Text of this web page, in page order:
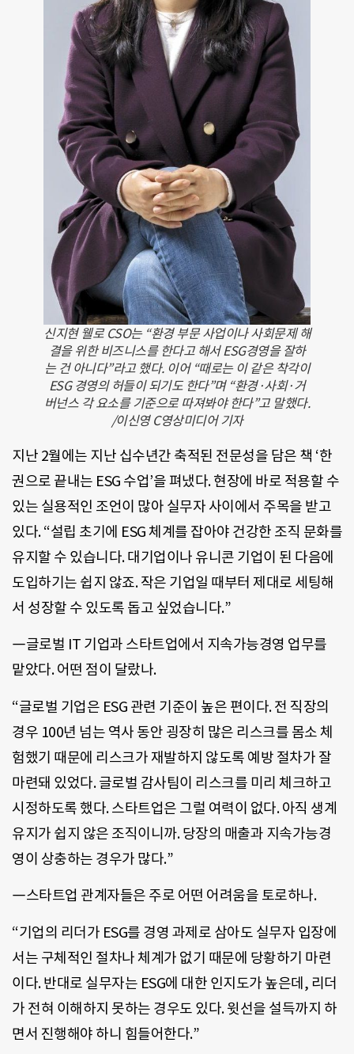
신지현 웰로 CSO는 “환경 부문 사업이나 사회문제 해
결을 위한 비즈니스를 한다고 해서 ESG경영을 잘하
는 건 아니다”라고 했다. 이어 “때로는 이 같은 착각이
ESG 경영의 허들이 되기도 한다”며 “환경·사회·거
버넌스 각 요소를 기준으로 따져봐야 한다”고 말했다.
/이신영 C영상미디어 기자
지난 2월에는 지난 십수년간 축적된 전문성을 담은 책 ‘한
권으로 끝내는 ESG 수업’을 펴냈다. 현장에 바로 적용할 수
있는 실용적인 조언이 많아 실무자 사이에서 주목을 받고
있다. “설립 초기에 ESG 체계를 잡아야 건강한 조직 문화를
유지할 수 있습니다. 대기업이나 유니콘 기업이 된 다음에
도입하기는 쉽지 않죠. 작은 기업일 때부터 제대로 세팅해
서 성장할 수 있도록 돕고 싶었습니다.”
―글로벌 IT 기업과 스타트업에서 지속가능경영 업무를
맡았다. 어떤 점이 달랐나.
“글로벌 기업은 ESG 관련 기준이 높은 편이다. 전 직장의
경우 100년 넘는 역사 동안 굉장히 많은 리스크를 몸소 체
험했기 때문에 리스크가 재발하지 않도록 예방 절차가 잘
마련돼 있었다. 글로벌 감사팀이 리스크를 미리 체크하고
시정하도록 했다. 스타트업은 그럴 여력이 없다. 아직 생계
유지가 쉽지 않은 조직이니까. 당장의 매출과 지속가능경
영이 상충하는 경우가 많다.”
―스타트업 관계자들은 주로 어떤 어려움을 토로하나.
“기업의 리더가 ESG를 경영 과제로 삼아도 실무자 입장에
서는 구체적인 절차나 체계가 없기 때문에 당황하기 마련
이다. 반대로 실무자는 ESG에 대한 인지도가 높은데, 리더
가 전혀 이해하지 못하는 경우도 있다. 윗선을 설득까지 하
면서 진행해야 하니 힘들어한다.”